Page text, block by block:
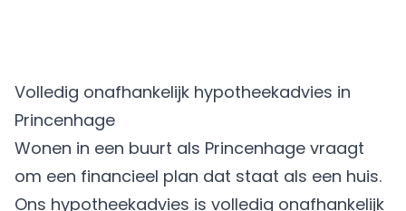
Volledig onafhankelijk hypotheekadvies in
Princenhage
Wonen in een buurt als Princenhage vraagt
om een financieel plan dat staat als een huis.
Ons hypotheekadvies is volledig onafhankelijk